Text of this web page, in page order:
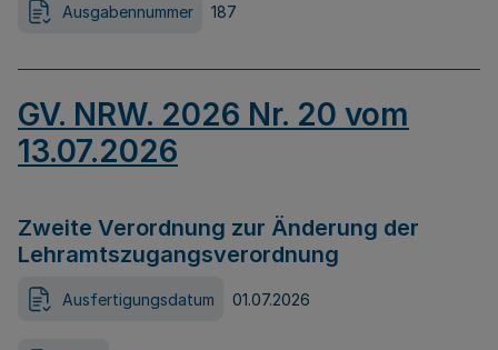
Ausgabennummer 187
GV. NRW. 2026 Nr. 20 vom
13.07.2026
Zweite Verordnung zur Änderung der
Lehramtszugangsverordnung
Ausfertigungsdatum 01.07.2026